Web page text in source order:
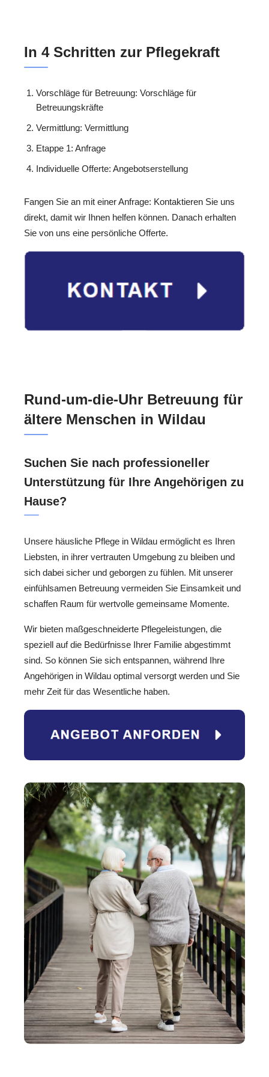
In 4 Schritten zur Pflegekraft
Vorschläge für Betreuung: Vorschläge für
Betreuungskräfte
Vermittlung: Vermittlung
Etappe 1: Anfrage
Individuelle Offerte: Angebotserstellung
Fangen Sie an mit einer Anfrage: Kontaktieren Sie uns
direkt, damit wir Ihnen helfen können. Danach erhalten
Sie von uns eine persönliche Offerte.
Rund-um-die-Uhr Betreuung für
ältere Menschen in Wildau
Suchen Sie nach professioneller
Unterstützung für Ihre Angehörigen zu
Hause?
Unsere häusliche Pflege in Wildau ermöglicht es Ihren
Liebsten, in ihrer vertrauten Umgebung zu bleiben und
sich dabei sicher und geborgen zu fühlen. Mit unserer
einfühlsamen Betreuung vermeiden Sie Einsamkeit und
schaffen Raum für wertvolle gemeinsame Momente.
Wir bieten maßgeschneiderte Pflegeleistungen, die
speziell auf die Bedürfnisse Ihrer Familie abgestimmt
sind. So können Sie sich entspannen, während Ihre
Angehörigen in Wildau optimal versorgt werden und Sie
mehr Zeit für das Wesentliche haben.